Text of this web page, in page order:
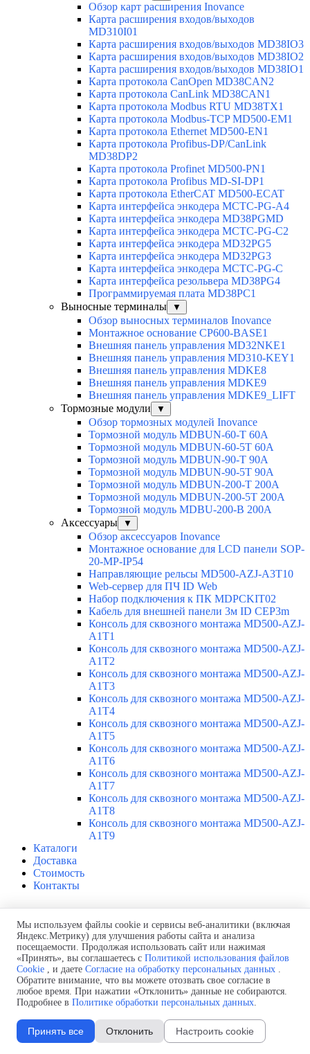
Обзор карт расширения Inovance
Карта расширения входов/выходов
MD310I01
Карта расширения входов/выходов MD38IO3
Карта расширения входов/выходов MD38IO2
Карта расширения входов/выходов MD38IO1
Карта протокола CanOpen MD38CAN2
Карта протокола CanLink MD38CAN1
Карта протокола Modbus RTU MD38TX1
Карта протокола Modbus-TCP MD500-EM1
Карта протокола Ethernet MD500-EN1
Карта протокола Profibus-DP/CanLink
MD38DP2
Карта протокола Profinet MD500-PN1
Карта протокола Profibus MD-SI-DP1
Карта протокола EtherCAT MD500-ECAT
Карта интерфейса энкодера MCTC-PG-A4
Карта интерфейса энкодера MD38PGMD
Карта интерфейса энкодера MCTC-PG-C2
Карта интерфейса энкодера MD32PG5
Карта интерфейса энкодера MD32PG3
Карта интерфейса энкодера MCTC-PG-C
Карта интерфейса резольвера MD38PG4
Программируемая плата MD38PC1
Выносные терминалы
▼
Обзор выносных терминалов Inovance
Монтажное основание CP600-BASE1
Внешняя панель управления MD32NKE1
Внешняя панель управления MD310-KEY1
Внешняя панель управления MDKE8
Внешняя панель управления MDKE9
Внешняя панель управления MDKE9_LIFT
Тормозные модули
▼
Обзор тормозных модулей Inovance
Тормозной модуль MDBUN-60-T 60A
Тормозной модуль MDBUN-60-5T 60A
Тормозной модуль MDBUN-90-T 90A
Тормозной модуль MDBUN-90-5T 90A
Тормозной модуль MDBUN-200-T 200A
Тормозной модуль MDBUN-200-5T 200A
Тормозной модуль MDBU-200-B 200A
Аксессуары
▼
Обзор аксессуаров Inovance
Монтажное основание для LCD панели SOP-
20-MP-IP54
Направляющие рельсы MD500-AZJ-A3T10
Web-сервер для ПЧ ID Web
Набор подключения к ПК MDPCKIT02
Кабель для внешней панели 3м ID CEP3m
Консоль для сквозного монтажа MD500-AZJ-
A1T1
Консоль для сквозного монтажа MD500-AZJ-
A1T2
Консоль для сквозного монтажа MD500-AZJ-
A1T3
Консоль для сквозного монтажа MD500-AZJ-
A1T4
Консоль для сквозного монтажа MD500-AZJ-
A1T5
Консоль для сквозного монтажа MD500-AZJ-
A1T6
Консоль для сквозного монтажа MD500-AZJ-
A1T7
Консоль для сквозного монтажа MD500-AZJ-
A1T8
Консоль для сквозного монтажа MD500-AZJ-
A1T9
Каталоги
Доставка
Стоимость
Контакты
Продукция > ПЧ Inovance MD580 0,4-450 кВт
Преобразователь частоты InovanceMD580-4T176B
Преобразователи частоты Inovance MD580 — инженерные ПЧ
для сложных и ответственных применений - металлургия,
нефтедобыча и переработка, обрабатывающая
промышленность. Допускают работу в широком диапазоне
рабочего напряжения от 380 до 480В AC при температуре
окружающей среды до +50°C. Печатные платы с конформным
покрытием, используемые в MD580, выдерживают
Мы используем файлы cookie и сервисы веб-аналитики (включая
Яндекс.Метрику) для улучшения работы сайта и анализа
посещаемости. Продолжая использовать сайт или нажимая
«Принять», вы соглашаетесь с Политикой использования файлов
Cookie , и даете Согласие на обработку персональных данных .
Обратите внимание, что вы можете отозвать свое согласие в
любое время. При нажатии «Отклонить» данные не собираются.
Подробнее в Политике обработки персональных данных.
Принять все Отклонить Настроить cookie